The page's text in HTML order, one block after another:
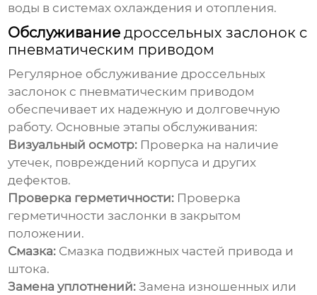
воды в системах охлаждения и отопления.
Обслуживаниедроссельных заслонок с
пневматическим приводом
Регулярное обслуживаниедроссельных
заслонок с пневматическим приводом
обеспечивает их надежную и долговечную
работу. Основные этапы обслуживания:
Визуальный осмотр: Проверка на наличие
утечек, повреждений корпуса и других
дефектов.
Проверка герметичности: Проверка
герметичности заслонки в закрытом
положении.
Смазка: Смазка подвижных частей привода и
штока.
Замена уплотнений: Замена изношенных или